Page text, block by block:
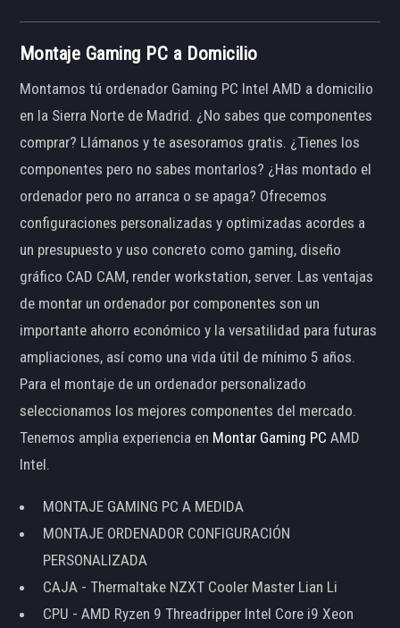
Montaje Gaming PC a Domicilio
Montamos tú ordenador Gaming PC Intel AMD a domicilio
en la Sierra Norte de Madrid. ¿No sabes que componentes
comprar? Llámanos y te asesoramos gratis. ¿Tienes los
componentes pero no sabes montarlos? ¿Has montado el
ordenador pero no arranca o se apaga? Ofrecemos
configuraciones personalizadas y optimizadas acordes a
un presupuesto y uso concreto como gaming, diseño
gráfico CAD CAM, render workstation, server. Las ventajas
de montar un ordenador por componentes son un
importante ahorro económico y la versatilidad para futuras
ampliaciones, así como una vida útil de mínimo 5 años.
Para el montaje de un ordenador personalizado
seleccionamos los mejores componentes del mercado.
Tenemos amplia experiencia en Montar Gaming PC AMD
Intel.
MONTAJE GAMING PC A MEDIDA
MONTAJE ORDENADOR CONFIGURACIÓN
PERSONALIZADA
CAJA - Thermaltake NZXT Cooler Master Lian Li
CPU - AMD Ryzen 9 Threadripper Intel Core i9 Xeon